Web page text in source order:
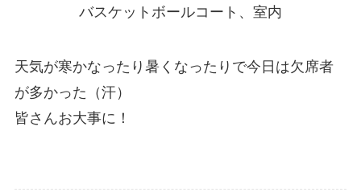
天気が寒かなったり暑くなったりで今日は欠席者
が多かった（汗）
皆さんお大事に！